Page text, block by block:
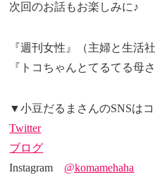
次回のお話もお楽しみに♪
『週刊女性』（主婦と生活
『トコちゃんとてるてる母さ
▼小豆だるまさんのSNSはコ
Twitter
ブログ
Instagram @komamehaha